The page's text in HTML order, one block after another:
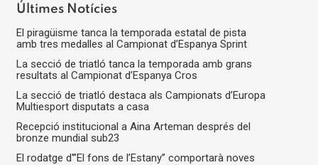
be
left
blank
Últimes Notícies
El piragüisme tanca la temporada estatal de pista
amb tres medalles al Campionat d’Espanya Sprint
La secció de triatló tanca la temporada amb grans
resultats al Campionat d’Espanya Cros
La secció de triatló destaca als Campionats d’Europa
Multiesport disputats a casa
Recepció institucional a Aina Arteman després del
bronze mundial sub23
El rodatge d'”El fons de l’Estany” comportarà noves